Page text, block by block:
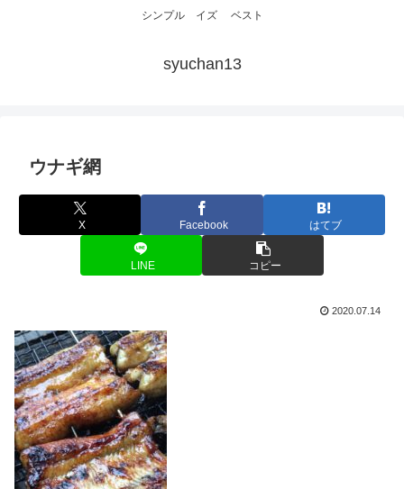
シンプル イズ ベスト
syuchan13
ウナギ網
X Facebook はてブ
LINE コピー
2020.07.14